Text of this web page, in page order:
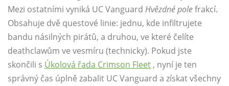
Mezi ostatními vyniká UC Vanguard Hvězdné polefrakcí.
Obsahuje dvě questové linie: jednu, kde infiltrujete
bandu násilných pirátů, a druhou, ve které čelíte
deathclawům ve vesmíru (technicky). Pokud jste
skončili s Úkolová řada Crimson Fleet , nyní je ten
správný čas úplně zabalit UC Vanguard a získat všechny